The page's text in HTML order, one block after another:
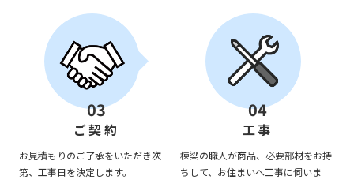
03
ご契約
お見積もりのご了承をいただき次
第、工事日を決定します。
04
工事
棟梁の職人が商品、必要部材をお持
ちして、お住まいへ工事に伺いま